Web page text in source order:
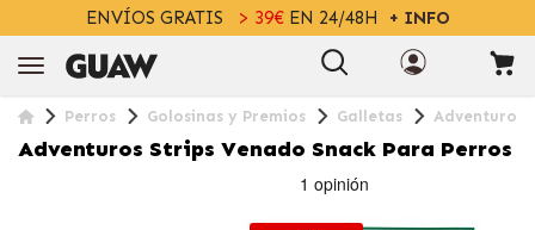
ENVÍOS GRATIS > 39€EN 24/48H + INFO
Perros Golosinas y Premios Galletas Adventuros
Adventuros Strips Venado Snack Para Perros